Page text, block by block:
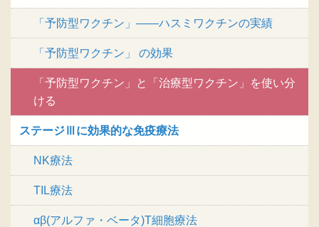
「予防型ワクチン」――ハスミワクチンの実績
「予防型ワクチン」 の効果
「予防型ワクチン」と「治療型ワクチン」を使い分
ける
ステージⅢに効果的な免疫療法
NK療法
TIL療法
αβ(アルファ・ベータ)T細胞療法